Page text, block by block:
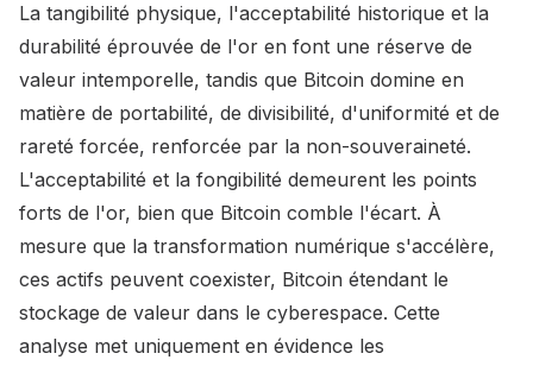
La tangibilité physique, l'acceptabilité historique et la
durabilité éprouvée de l'or en font une réserve de
valeur intemporelle, tandis que Bitcoin domine en
matière de portabilité, de divisibilité, d'uniformité et de
rareté forcée, renforcée par la non-souveraineté.
L'acceptabilité et la fongibilité demeurent les points
forts de l'or, bien que Bitcoin comble l'écart. À
mesure que la transformation numérique s'accélère,
ces actifs peuvent coexister, Bitcoin étendant le
stockage de valeur dans le cyberespace. Cette
analyse met uniquement en évidence les